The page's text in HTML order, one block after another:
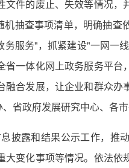
件的废止、失效等情况，
抽查事项清单，明确抽
服务"，抓紧建设"一网一
一体化网上政务服务平
合发展，让企业和群众
省政府发展研究中心、各
露和结果公示工作，推
变化事项等情况。依法依